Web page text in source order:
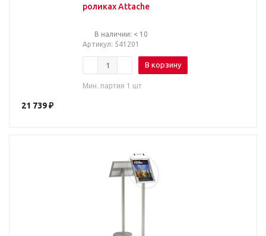
роликах Attache
В наличии: < 10
Артикул: 541201
В корзину
Мин. партия 1 шт
21 739₽